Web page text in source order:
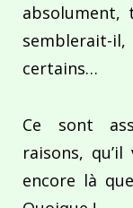
absolument,
semblerait-
certains…
Ce sont
raisons, qu’il
encore là